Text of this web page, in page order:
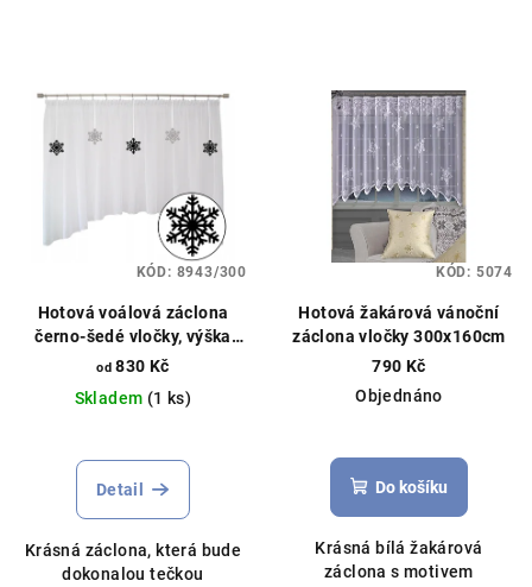
Hotová voálová záclona
černo-šedé vločky, výška
145cm, různé rozměry, bílá
od 830 Kč
Skladem (1 ks)
Detail
Krásná záclona, která bude
dokonalou tečkou
KÓD: 8943/300
Hotová žakárová vánoční
záclona vločky 300x160cm
790 Kč
Objednáno
Do košíku
Krásná bílá žakárová
záclona s motivem
KÓD: 5074